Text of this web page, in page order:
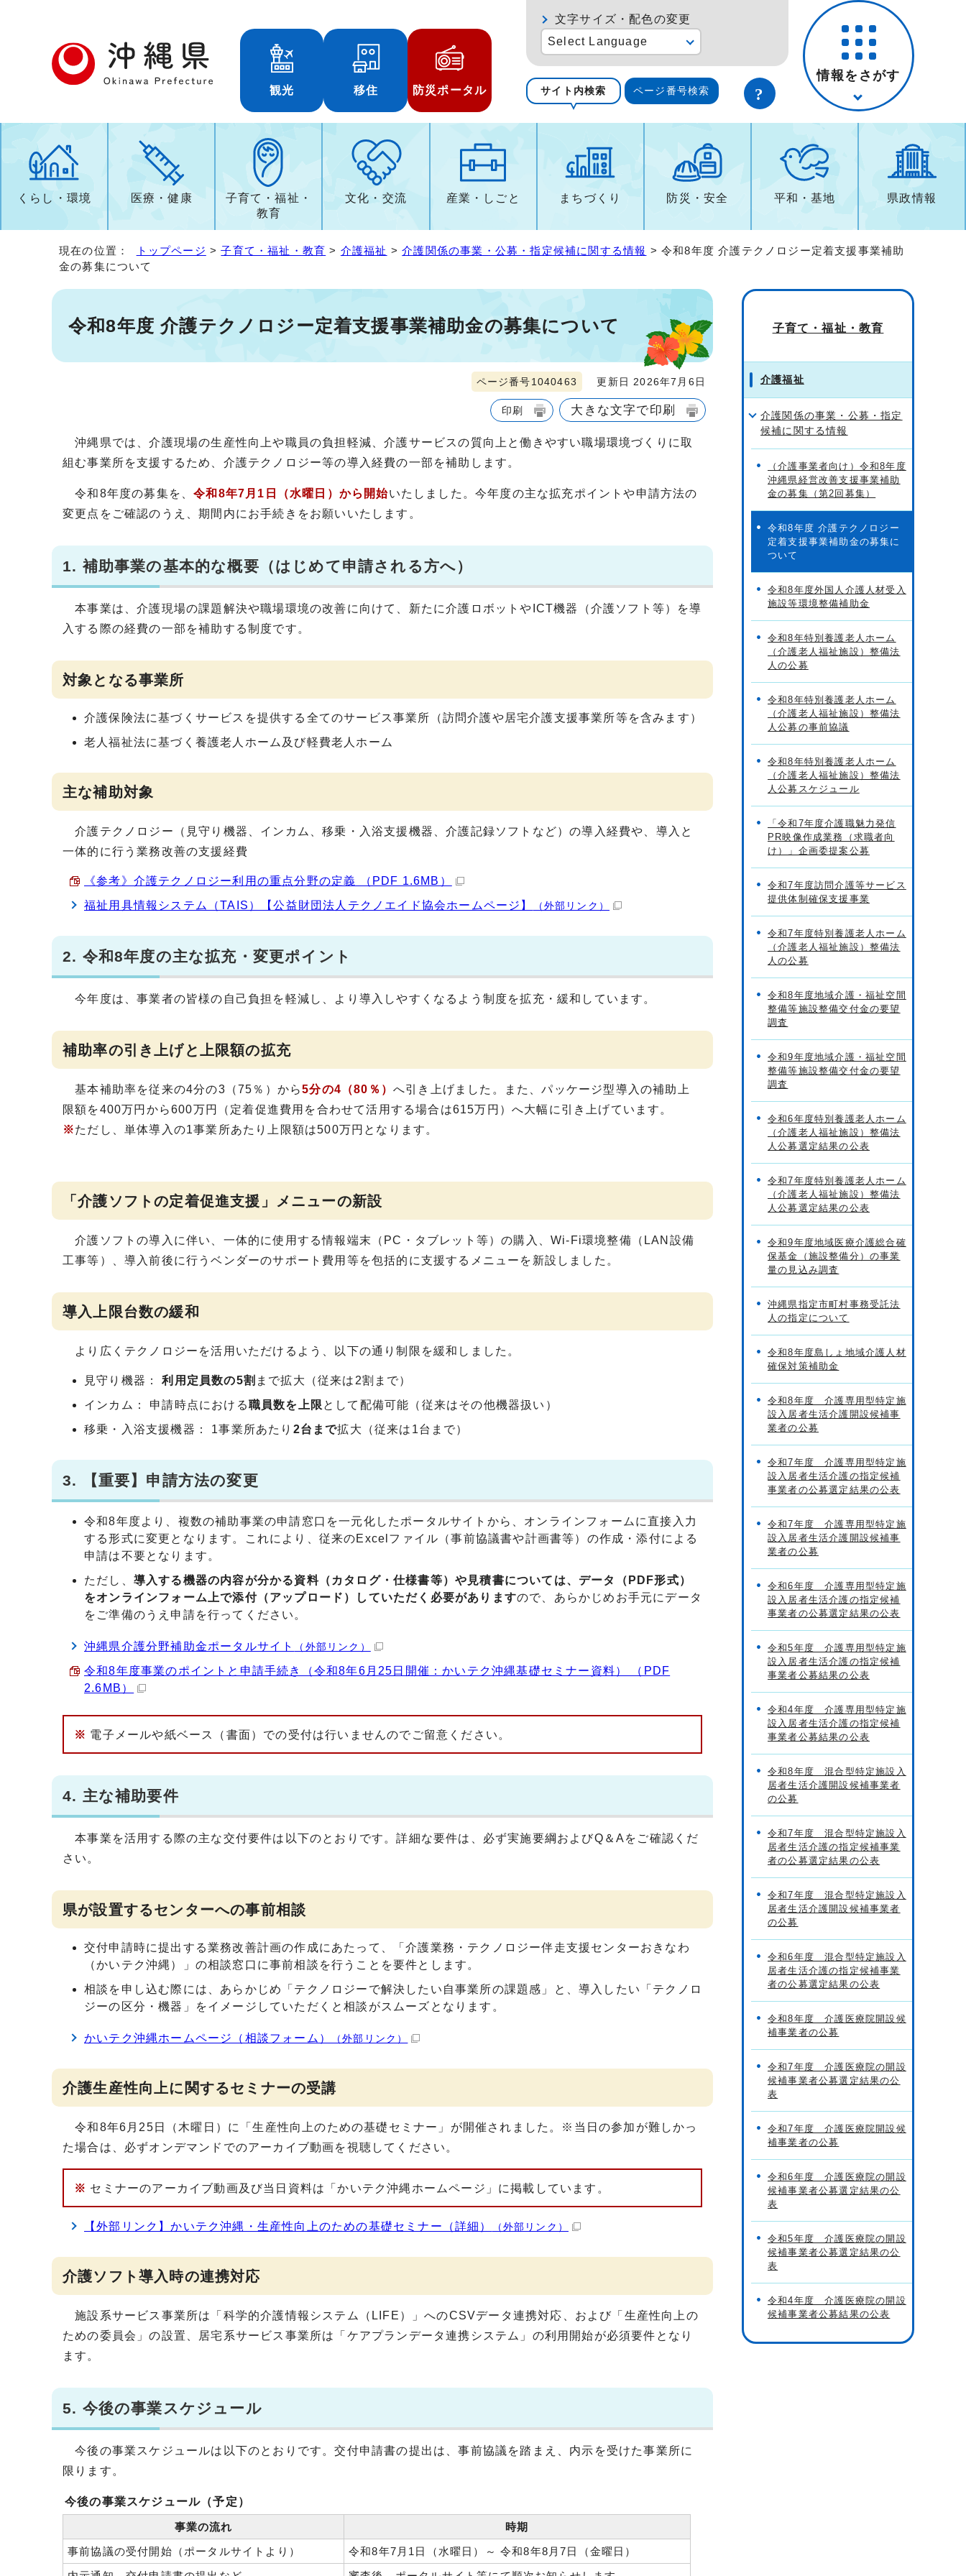
観光 移住 防災ポータル
文字サイズ・配色の変更
Select Language
サイト内検索 ページ番号検索
情報をさがす
くらし・環境 医療・健康
子育て・福祉・
教育
文化・交流 産業・しごと まちづくり 防災・安全 平和・基地 県政情報
現在の位置： トップページ >子育て・福祉・教育 > 介護福祉 >介護関係の事業・公募・指定候補に関する情報 > 令和8年度 介護テクノロジー定着支援事業補助
金の募集について
令和8年度 介護テクノロジー定着支援事業補助金の募集について
ページ番号1040463 更新日 2026年7月6日
印刷 大きな文字で印刷
沖縄県では、介護現場の生産性向上や職員の負担軽減、介護サービスの質向上と働きやすい職場環境づくりに取
組む事業所を支援するため、介護テクノロジー等の導入経費の一部を補助します。
令和8年度の募集を、令和8年7月1日（水曜日）から開始いたしました。今年度の主な拡充ポイントや申請方法の
変更点をご確認のうえ、期間内にお手続きをお願いいたします。
1. 補助事業の基本的な概要（はじめて申請される方へ）
本事業は、介護現場の課題解決や職場環境の改善に向けて、新たに介護ロボットやICT機器（介護ソフト等）を導
入する際の経費の一部を補助する制度です。
対象となる事業所
介護保険法に基づくサービスを提供する全てのサービス事業所（訪問介護や居宅介護支援事業所等を含みます）
老人福祉法に基づく養護老人ホーム及び軽費老人ホーム
主な補助対象
介護テクノロジー（見守り機器、インカム、移乗・入浴支援機器、介護記録ソフトなど）の導入経費や、導入と
一体的に行う業務改善の支援経費
《参考》介護テクノロジー利用の重点分野の定義 （PDF 1.6MB）
福祉用具情報システム（TAIS）【公益財団法人テクノエイド協会ホームページ】
（外部リンク）
2. 令和8年度の主な拡充・変更ポイント
今年度は、事業者の皆様の自己負担を軽減し、より導入しやすくなるよう制度を拡充・緩和しています。
補助率の引き上げと上限額の拡充
基本補助率を従来の4分の3（75％）から5分の4（80％）へ引き上げました。また、パッケージ型導入の補助上
限額を400万円から600万円（定着促進費用を合わせて活用する場合は615万円）へ大幅に引き上げています。
※ただし、単体導入の1事業所あたり上限額は500万円となります。
「介護ソフトの定着促進支援」メニューの新設
介護ソフトの導入に伴い、一体的に使用する情報端末（PC・タブレット等）の購入、Wi-Fi環境整備（LAN設備
工事等）、導入前後に行うベンダーのサポート費用等を包括的に支援するメニューを新設しました。
導入上限台数の緩和
より広くテクノロジーを活用いただけるよう、以下の通り制限を緩和しました。
見守り機器：利用定員数の5割 まで拡大（従来は2割まで）
インカム： 申請時点における職員数を上限 として配備可能（従来はその他機器扱い）
移乗・入浴支援機器： 1事業所あたり 2台まで拡大（従来は1台まで）
3. 【重要】申請方法の変更
令和8年度より、複数の補助事業の申請窓口を一元化したポータルサイトから、オンラインフォームに直接入力
する形式に変更となります。これにより、従来のExcelファイル（事前協議書や計画書等）の作成・添付による
申請は不要となります。
ただし、 導入する機器の内容が分かる資料（カタログ・仕様書等）や見積書については、データ（PDF形式）
をオンラインフォーム上で添付（アップロード）していただく必要がありますので、あらかじめお手元にデータ
をご準備のうえ申請を行ってください。
沖縄県介護分野補助金ポータルサイト （外部リンク）
令和8年度事業のポイントと申請手続き（令和8年6月25日開催：かいテク沖縄基礎セミナー資料） （PDF
2.6MB）
※ 電子メールや紙ベース（書面）での受付は行いませんのでご留意ください。
4. 主な補助要件
本事業を活用する際の主な交付要件は以下のとおりです。詳細な要件は、必ず実施要綱およびQ＆Aをご確認くだ
さい。
県が設置するセンターへの事前相談
交付申請時に提出する業務改善計画の作成にあたって、「介護業務・テクノロジー伴走支援センターおきなわ
（かいテク沖縄）」の相談窓口に事前相談を行うことを要件とします。
相談を申し込む際には、あらかじめ「テクノロジーで解決したい自事業所の課題感」と、導入したい「テクノロ
ジーの区分・機器」をイメージしていただくと相談がスムーズとなります。
かいテク沖縄ホームページ（相談フォーム） （外部リンク）
介護生産性向上に関するセミナーの受講
令和8年6月25日（木曜日）に「生産性向上のための基礎セミナー」が開催されました。※当日の参加が難しかっ
た場合は、必ずオンデマンドでのアーカイブ動画を視聴してください。
※ セミナーのアーカイブ動画及び当日資料は「かいテク沖縄ホームページ」に掲載しています。
【外部リンク】かいテク沖縄・生産性向上のための基礎セミナー（詳細） （外部リンク）
介護ソフト導入時の連携対応
施設系サービス事業所は「科学的介護情報システム（LIFE）」へのCSVデータ連携対応、および「生産性向上の
ための委員会」の設置、居宅系サービス事業所は「ケアプランデータ連携システム」の利用開始が必須要件となり
ます。
5. 今後の事業スケジュール
今後の事業スケジュールは以下のとおりです。交付申請書の提出は、事前協議を踏まえ、内示を受けた事業所に
限ります。
今後の事業スケジュール（予定）
事業の流れ
時期
事前協議の受付開始（ポータルサイトより）
令和8年7月1日（水曜日）～ 令和8年8月7日（金曜日）
子育て・福祉・教育
介護福祉
介護関係の事業・公募・指定
候補に関する情報
（介護事業者向け）令和8年度
沖縄県経営改善支援事業補助
金の募集（第2回募集）
令和8年度 介護テクノロジー
定着支援事業補助金の募集に
ついて
令和8年度外国人介護人材受入
施設等環境整備補助金
令和8年特別養護老人ホーム
（介護老人福祉施設）整備法
人の公募
令和8年特別養護老人ホーム
（介護老人福祉施設）整備法
人公募の事前協議
令和8年特別養護老人ホーム
（介護老人福祉施設）整備法
人公募スケジュール
「令和7年度介護職魅力発信
PR映像作成業務（求職者向
け）」企画委提案公募
令和7年度訪問介護等サービス
提供体制確保支援事業
令和7年度特別養護老人ホーム
（介護老人福祉施設）整備法
人の公募
令和8年度地域介護・福祉空間
整備等施設整備交付金の要望
調査
令和9年度地域介護・福祉空間
整備等施設整備交付金の要望
調査
令和6年度特別養護老人ホーム
（介護老人福祉施設）整備法
人公募選定結果の公表
令和7年度特別養護老人ホーム
（介護老人福祉施設）整備法
人公募選定結果の公表
令和9年度地域医療介護総合確
保基金（施設整備分）の事業
量の見込み調査
沖縄県指定市町村事務受託法
人の指定について
令和8年度島しょ地域介護人材
確保対策補助金
令和8年度 介護専用型特定施
設入居者生活介護開設候補事
業者の公募
令和7年度 介護専用型特定施
設入居者生活介護の指定候補
事業者の公募選定結果の公表
令和7年度 介護専用型特定施
設入居者生活介護開設候補事
業者の公募
令和6年度 介護専用型特定施
設入居者生活介護の指定候補
事業者の公募選定結果の公表
令和5年度 介護専用型特定施
設入居者生活介護の指定候補
事業者公募結果の公表
令和4年度 介護専用型特定施
設入居者生活介護の指定候補
事業者公募結果の公表
令和8年度 混合型特定施設入
居者生活介護開設候補事業者
の公募
令和7年度 混合型特定施設入
居者生活介護の指定候補事業
者の公募選定結果の公表
令和7年度 混合型特定施設入
居者生活介護開設候補事業者
の公募
令和6年度 混合型特定施設入
居者生活介護の指定候補事業
者の公募選定結果の公表
令和8年度 介護医療院開設候
補事業者の公募
令和7年度 介護医療院の開設
候補事業者公募選定結果の公
表
令和7年度 介護医療院開設候
補事業者の公募
令和6年度 介護医療院の開設
候補事業者公募選定結果の公
表
令和5年度 介護医療院の開設
候補事業者公募選定結果の公
表
令和4年度 介護医療院の開設
候補事業者公募結果の公表